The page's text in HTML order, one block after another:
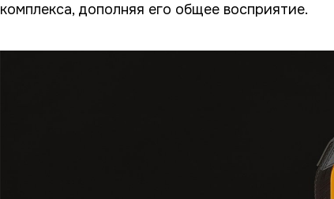
комплекса, дополняя его общее восприятие.